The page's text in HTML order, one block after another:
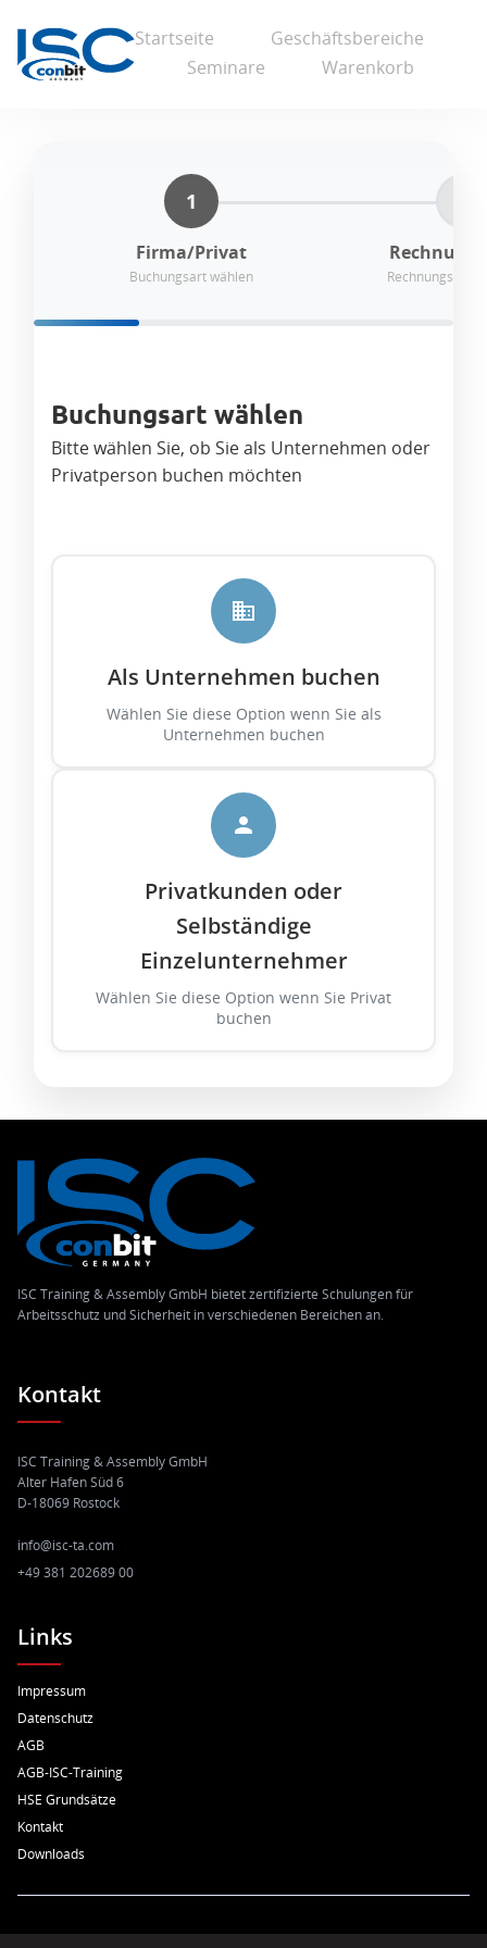
Startseite
Geschäftsbereiche
Seminare
Warenkorb
1
Firma/Privat
Buchungsart wählen
Buchungsart wählen
Bitte wählen Sie, ob Sie als Unternehmen oder
Privatperson buchen möchten
Als Unternehmen buchen
Wählen Sie diese Option wenn Sie als
Unternehmen buchen
Privatkunden oder
Selbständige
Einzelunternehmer
Wählen Sie diese Option wenn Sie Privat
buchen
ISC Training & Assembly GmbH bietet zertifizierte Schulungen für
Arbeitsschutz und Sicherheit in verschiedenen Bereichen an.
Kontakt
ISC Training & Assembly GmbH
Alter Hafen Süd 6
D-18069 Rostock
info@isc-ta.com
+49 381 202689 00
Links
Impressum
Datenschutz
AGB
AGB-ISC-Training
HSE Grundsätze
Kontakt
Downloads